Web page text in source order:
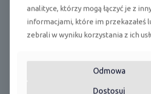
analityce, którzy mogą łączyć je z
informacjami, które im przekazałeś
zebrali w wyniku korzystania z ich
Odmowa
Dostosuj